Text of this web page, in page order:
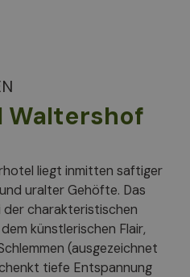
Waltershof
liegt inmitten saftiger
uralter Gehöfte. Das
der charakteristischen
künstlerischen Flair,
(ausgezeichnet
tiefe Entspannung